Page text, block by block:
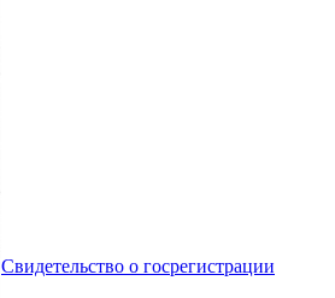
Свидетельство о госрегистрации